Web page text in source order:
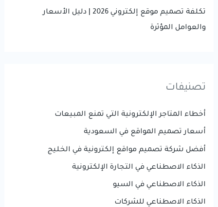
تكلفة تصميم موقع إلكتروني 2026 | دليل الأسعار
والعوامل المؤثرة
تصنيفات
أخطاء المتاجر الإلكترونية التي تمنع المبيعات
أسعار تصميم المواقع في السعودية
أفضل شركة تصميم مواقع إلكترونية في الخليج
الذكاء الاصطناعي في التجارة الإلكترونية
الذكاء الاصطناعي في السيو
الذكاء الاصطناعي للشركات